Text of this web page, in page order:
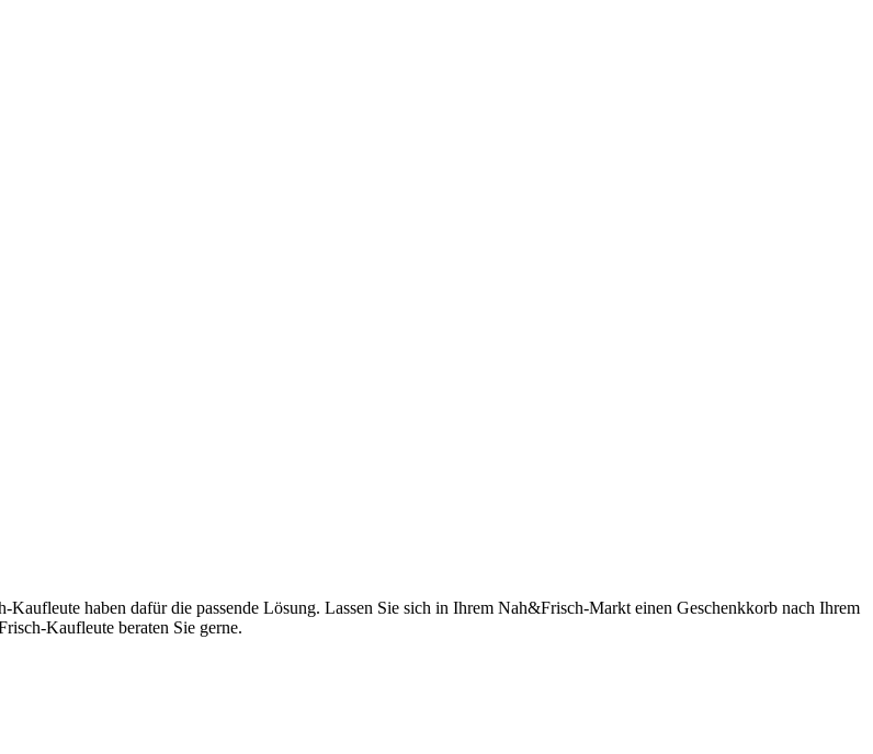
haben dafür die passende Lösung. Lassen Sie sich in Ihrem Nah&Frisch-Markt einen Geschenkkorb nach Ihrem
Kaufleute beraten Sie gerne.